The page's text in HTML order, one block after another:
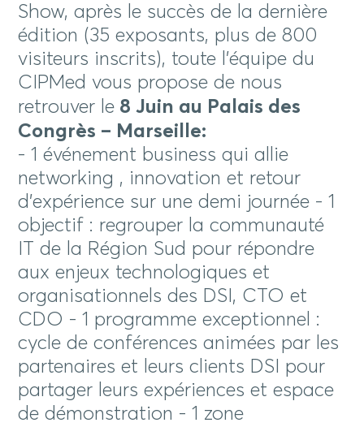
Show, après le succès de la dernière
édition (35 exposants, plus de 800
visiteurs inscrits), toute l’équipe du
CIPMed vous propose de nous
retrouver le 8 Juin au Palais des
Congrès – Marseille:
- 1 événement business qui allie
networking , innovation et retour
d’expérience sur une demi journée - 1
objectif : regrouper la communauté
IT de la Région Sud pour répondre
aux enjeux technologiques et
organisationnels des DSI, CTO et
CDO - 1 programme exceptionnel :
cycle de conférences animées par les
partenaires et leurs clients DSI pour
partager leurs expériences et espace
de démonstration - 1 zone